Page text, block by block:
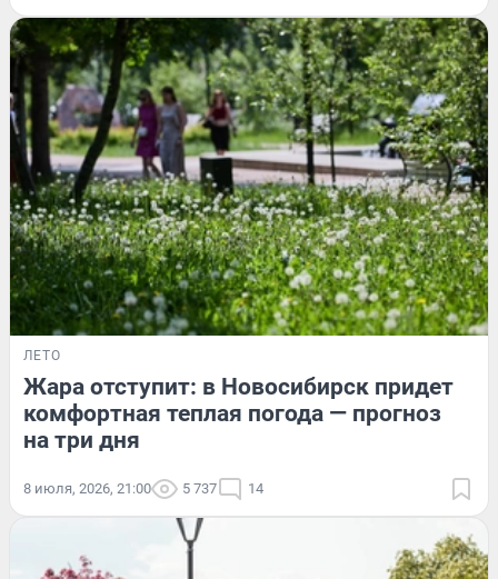
ЛЕТО
Жара отступит: в Новосибирск придет
комфортная теплая погода — прогноз
на три дня
8 июля, 2026, 21:00 5 737 14